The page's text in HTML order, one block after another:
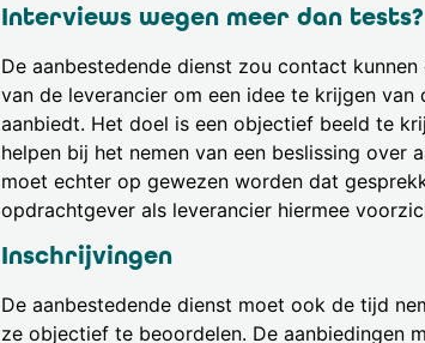
Interviews wegen meer dan tests?
De aanbestedende dienst zou contact
van de leverancier om een idee te krijgen
aanbiedt. Het doel is een objectief beeld te
helpen bij het nemen van een beslissing
moet echter op gewezen worden dat
opdrachtgever als leverancier hiermee
Inschrijvingen
De aanbestedende dienst moet ook de tijd
ze objectief te beoordelen. De aanbiedingen